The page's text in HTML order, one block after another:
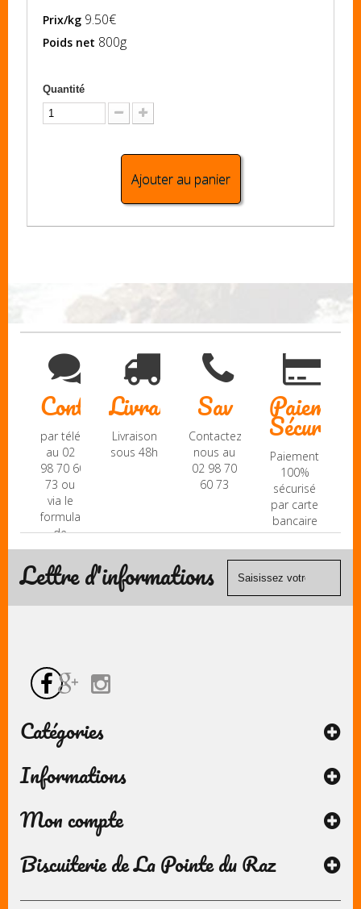
Prix/kg 9.50€
Poids net 800g
Quantité
Ajouter au panier
Contact
par téléphone
au 02
98 70 60
73 ou
via le
formulaire
de
contact
Livraison
Livraison
sous 48h
Sav
Contactez-
nous au
02 98 70
60 73
Paiement
Sécurisé
Paiement
100%
sécurisé
par carte
bancaire
(Mastercard,
Visa, ...) et
Lettre d'informations
Catégories
Informations
Mon compte
Biscuiterie de La Pointe du Raz